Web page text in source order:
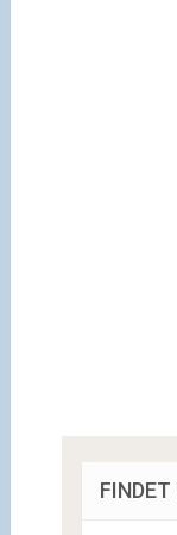
FINDET